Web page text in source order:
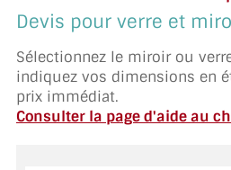
DEMANDE DE DEVIS
SUIVI DE DEVIS
en
Appelez ou envoyez un
Devis pour verre et
Sélectionnez le miroir ou
indiquez vos dimensions en
prix immédiat.
Consulter la page d'aide au